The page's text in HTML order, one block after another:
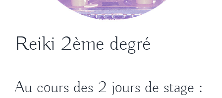
Reiki 2ème degré
Au cours des 2 jours de stage :